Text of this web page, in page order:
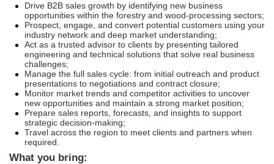
Drive B2B sales growth by identifying new business
opportunities within the forestry and wood-processing sectors;
Prospect, engage, and convert potential customers using your
industry network and deep market understanding;
Act as a trusted advisor to clients by presenting tailored
engineering and technical solutions that solve real business
challenges;
Manage the full sales cycle: from initial outreach and product
presentations to negotiations and contract closure;
Monitor market trends and competitor activities to uncover
new opportunities and maintain a strong market position;
Prepare sales reports, forecasts, and insights to support
strategic decision-making;
Travel across the region to meet clients and partners when
required.
What you bring: